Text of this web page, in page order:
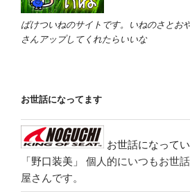
ばけついねのサイトです。いねのさとお
さんアップしてくれたらいいな
お世話になってます
お世話になって
「野口装美」
個人的にいつもお世
屋さんです。